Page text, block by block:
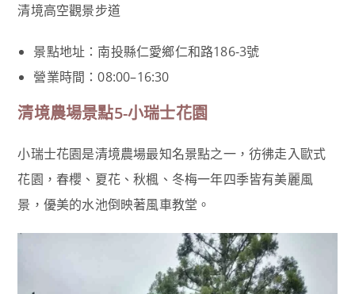
清境高空觀景步道
景點地址：南投縣仁愛鄉仁和路186-3號
營業時間：08:00–16:30
清境農場景點5-小瑞士花園
小瑞士花園是清境農場最知名景點之一，彷彿走入歐式
花園，春櫻、夏花、秋楓、冬梅一年四季皆有美麗風
景，優美的水池倒映著風車教堂。